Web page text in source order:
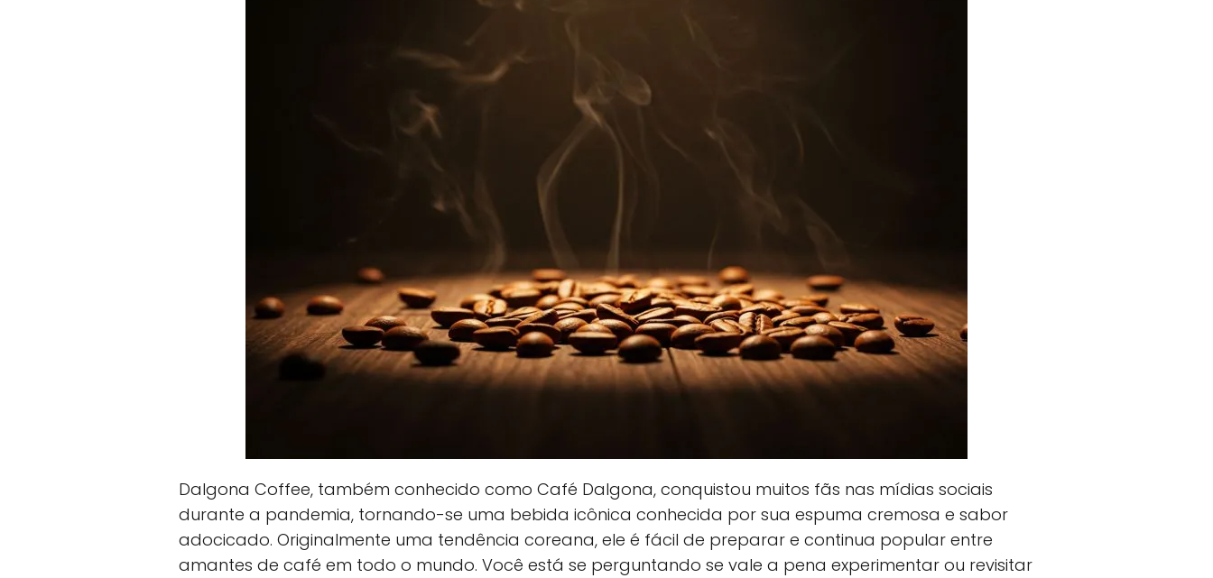
Dalgona Coffee, também conhecido como Café Dalgona, conquistou muitos fãs nas mídias sociais
durante a pandemia, tornando-se uma bebida icônica conhecida por sua espuma cremosa e sabor
adocicado. Originalmente uma tendência coreana, ele é fácil de preparar e continua popular entre
amantes de café em todo o mundo. Você está se perguntando se vale a pena experimentar ou revisitar